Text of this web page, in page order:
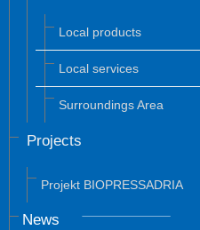
Local products
Local services
Surroundings Area
Projects
Projekt BIOPRESSADRIA
News